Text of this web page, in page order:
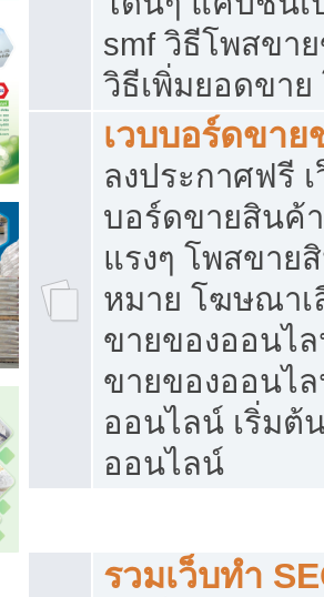
smf วิธีโพสขา
วิธีเพิ่มยอดขาย
เวบบอร์ดขา
ลงประกาศฟรี
บอร์ดขายสินค้
แรงๆ โพสขาย
หมาย โฆษณาเ
ขายของออนไ
ขายของออนไ
ออนไลน์ เริ่มต้
ออนไลน์
รวมเว็บทำ